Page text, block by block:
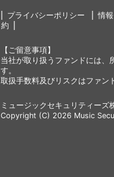
プライバシーポリシー 情
約
【ご留意事項】
当社が取り扱うファンドには、
す。
取扱手数料及びリスクはファン
ミュージックセキュリティー
Copyright (C) 2026 Music